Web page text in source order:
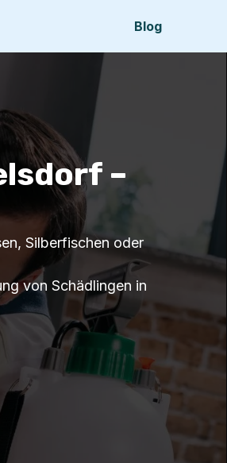
Blog
–
Silberfischen oder
von Schädlingen in